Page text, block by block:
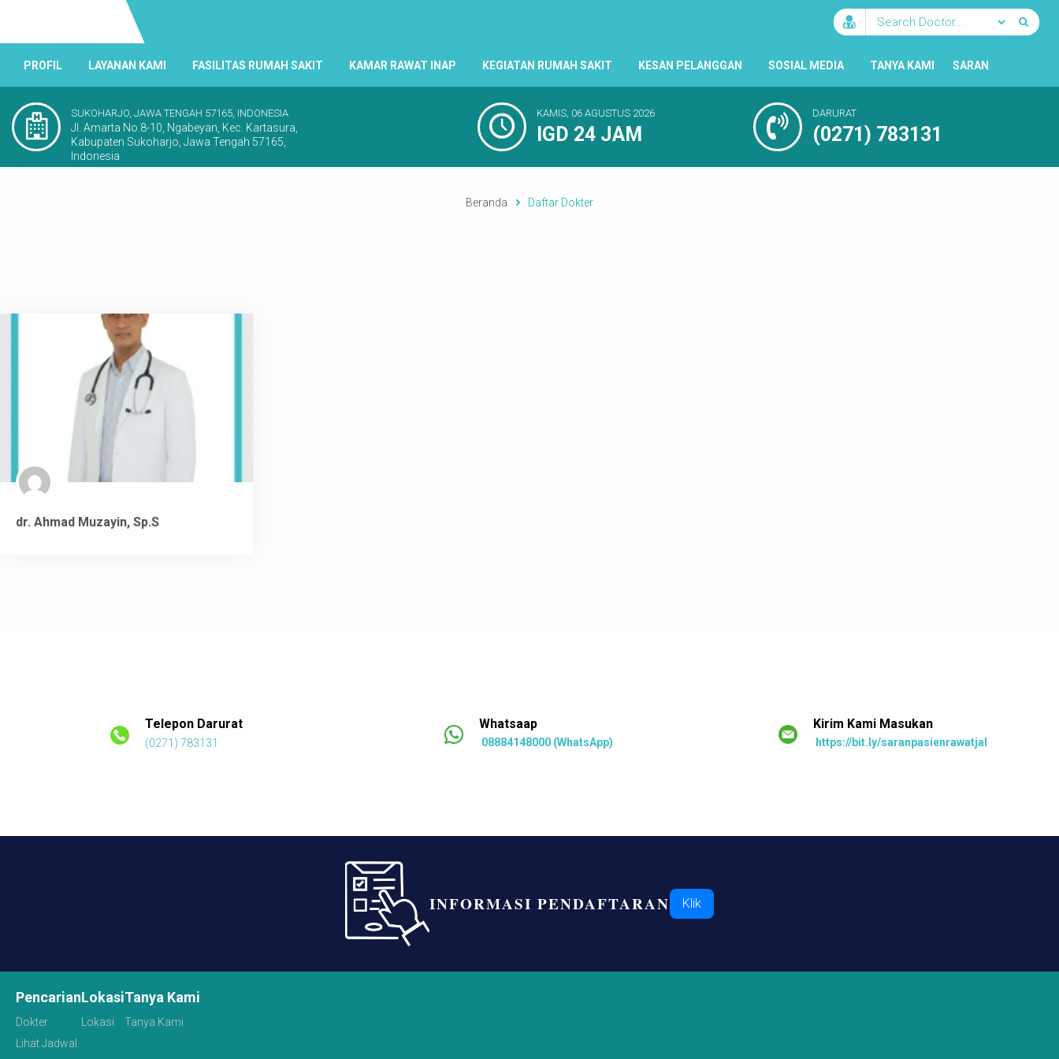
PROFIL LAYANAN KAMI FASILITAS RUMAH SAKIT KAMAR RAWAT INAP KEGIATAN RUMAH SAKIT KESAN PELANGGAN SOSIAL MEDIA TANYA KAMI SARAN
SUKOHARJO, JAWA TENGAH 57165, INDONESIA
Jl. Amarta No.8-10, Ngabeyan, Kec. Kartasura,
Kabupaten Sukoharjo, Jawa Tengah 57165,
Indonesia
KAMIS, 06 AGUSTUS 2026
IGD 24 JAM
DARURAT
(0271) 783131
Beranda Daftar Dokter
dr. Ahmad Muzayin, Sp.S
Telepon Darurat
(0271) 783131
Whatsaap
08884148000 (WhatsApp)
Kirim Kami Masukan
https://bit.ly/saranpasienrawatjalan
INFORMASI PENDAFTARAN Klik
Pencarian
Dokter
Lihat Jadwal
Lokasi
Lokasi
Tanya Kami
Tanya Kami